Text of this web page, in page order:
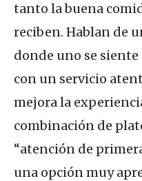
tanto la buena
reciben. Hablan de
donde uno se
con un servicio
mejora la
combinación de
“atención de
una opción muy